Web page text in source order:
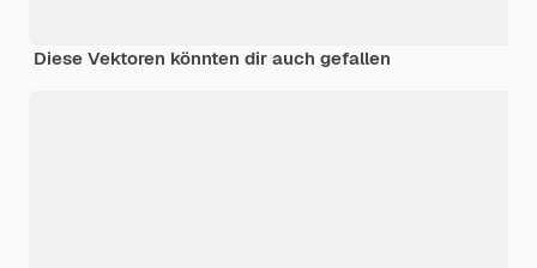
Diese Vektoren könnten dir auch gefallen